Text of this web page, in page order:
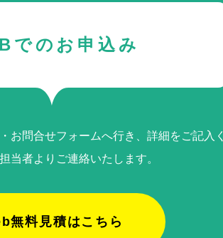
でのお申込み
お問合せフォームへ行き、詳細をご記入く
当者よりご連絡いたします。
無料見積はこちら